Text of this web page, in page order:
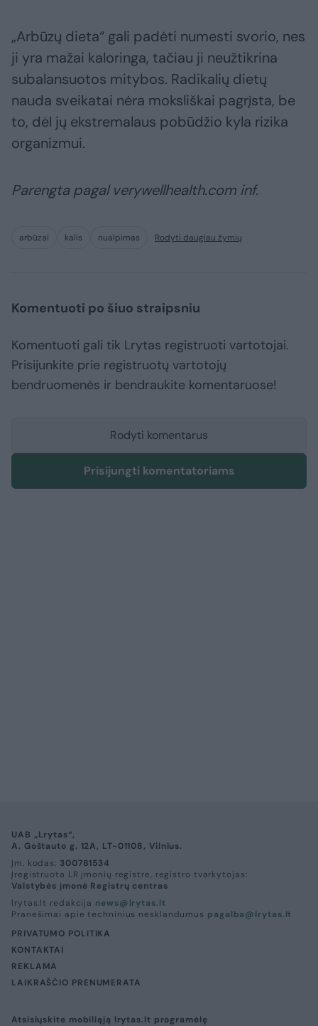
„Arbūzų dieta“ gali padėti numesti svorio, nes
ji yra mažai kaloringa, tačiau ji neužtikrina
subalansuotos mitybos. Radikalių dietų
nauda sveikatai nėra moksliškai pagrįsta, be
to, dėl jų ekstremalaus pobūdžio kyla rizika
organizmui.
Parengta pagal verywellhealth.com inf.
arbūzai kalis nualpimas Rodyti daugiau žymių
Komentuoti po šiuo straipsniu
Komentuoti gali tik Lrytas registruoti vartotojai.
Prisijunkite prie registruotų vartotojų
bendruomenės ir bendraukite komentaruose!
Rodyti komentarus
Prisijungti komentatoriams
UAB „Lrytas“,
A. Goštauto g. 12A, LT-01108, Vilnius.
Įm. kodas: 300781534
Įregistruota LR įmonių registre, registro tvarkytojas:
Valstybės įmonė Registrų centras
lrytas.lt redakcija news@lrytas.lt
Pranešimai apie techninius nesklandumus pagalba@lrytas.lt
PRIVATUMO POLITIKA
KONTAKTAI
REKLAMA
LAIKRAŠČIO PRENUMERATA
Atsisiųskite mobiliąją lrytas.lt programėlę